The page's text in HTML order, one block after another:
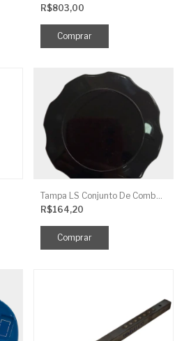
R$803,00
R$164,20